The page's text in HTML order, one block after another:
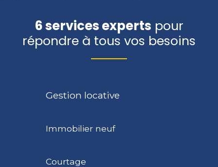
6 services experts pour
répondre à tous vos besoins
Gestion locative
Immobilier neuf
Courtage